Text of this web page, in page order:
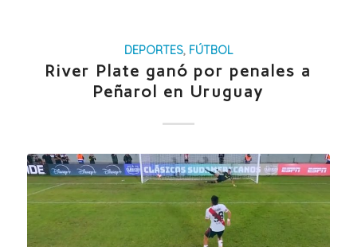
DEPORTES, FÚTBOL
River Plate ganó por penales a
Peñarol en Uruguay